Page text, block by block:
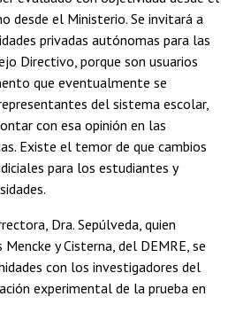
desde el Ministerio. Se invitará a
privadas autónomas para las
Directivo, porque son usuarios
que eventualmente se
del sistema escolar,
con esa opinión en las
Existe el temor de que cambios
para los estudiantes y
Dra. Sepúlveda, quien
y Cisterna, del DEMRE, se
con los investigadores del
experimental de la prueba en